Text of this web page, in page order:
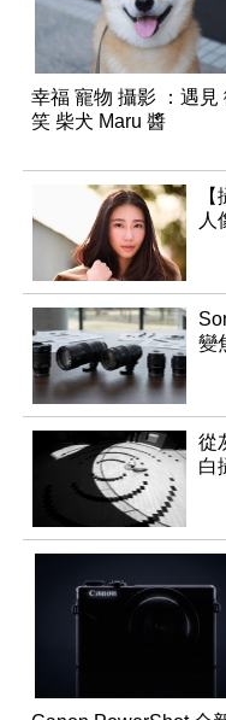
幸福 寵物 攝影 ：遇見
笑 柴犬 Maru 醬
人
變
從
白